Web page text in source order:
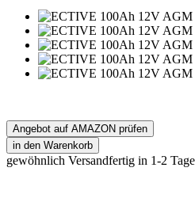
Angebot auf AMAZON prüfen
gewöhnlich Versandfertig in 1-2